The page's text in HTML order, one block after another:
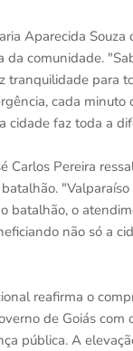
Aparecida Souza
da comunidade.
tranquilidade para
cada minuto
cidade faz toda a
Carlos Pereira
batalhão, o
não só a
reafirma o
de Goiás com
pública. A